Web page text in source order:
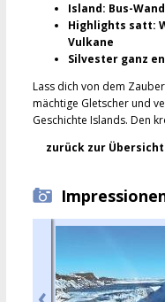
Island: Bus-
Highlights satt:
Vulkane
Silvester ganz
Lass dich von dem
mächtige Gletscher und
Geschichte Islands. Den
zurück zur Übersicht